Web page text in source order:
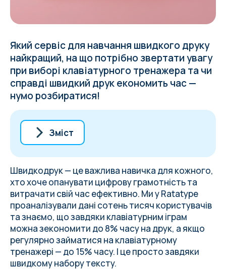
Який сервіс для навчання швидкого друку
найкращий, на що потрібно звертати увагу
при виборі клавіатурного тренажера та чи
справді швидкий друк економить час —
нумо розбиратися!
Зміст
Як вибрати клавіатурний тренажер
1. Ratatype — онлайн-платформа для
навчання швидкому друку для дітей та
дорослих
2. Keybr — тренажер для розвитку
точності
3. TypingClub — великий курс для
навчання сліпому друку
4. Typing.com — універсальний
клавіатурний тренажер
Швидкодрук — це важлива навичка для кожного,
хто хоче опанувати цифрову грамотність та
витрачати свій час ефективно. Ми у Ratatype
проаналізували дані сотень тисяч користувачів
та знаємо, що завдяки клавіатурним іграм
можна зекономити до 8% часу на друк, а якщо
регулярно займатися на клавіатурному
тренажері — до 15% часу. І це просто завдяки
швидкому набору тексту.